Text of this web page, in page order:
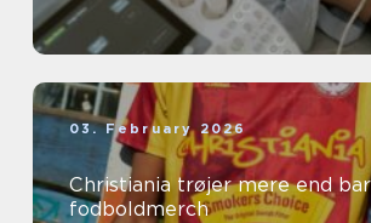
03. February 2026
Christiania trøjer mere end bare
fodboldmerch